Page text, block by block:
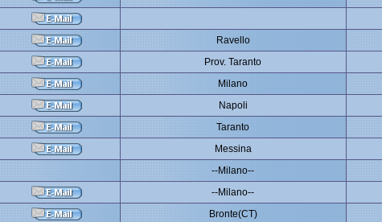
Ravello
Prov. Taranto
Milano
Napoli
Taranto
Messina
--Milano--
--Milano--
Bronte(CT)